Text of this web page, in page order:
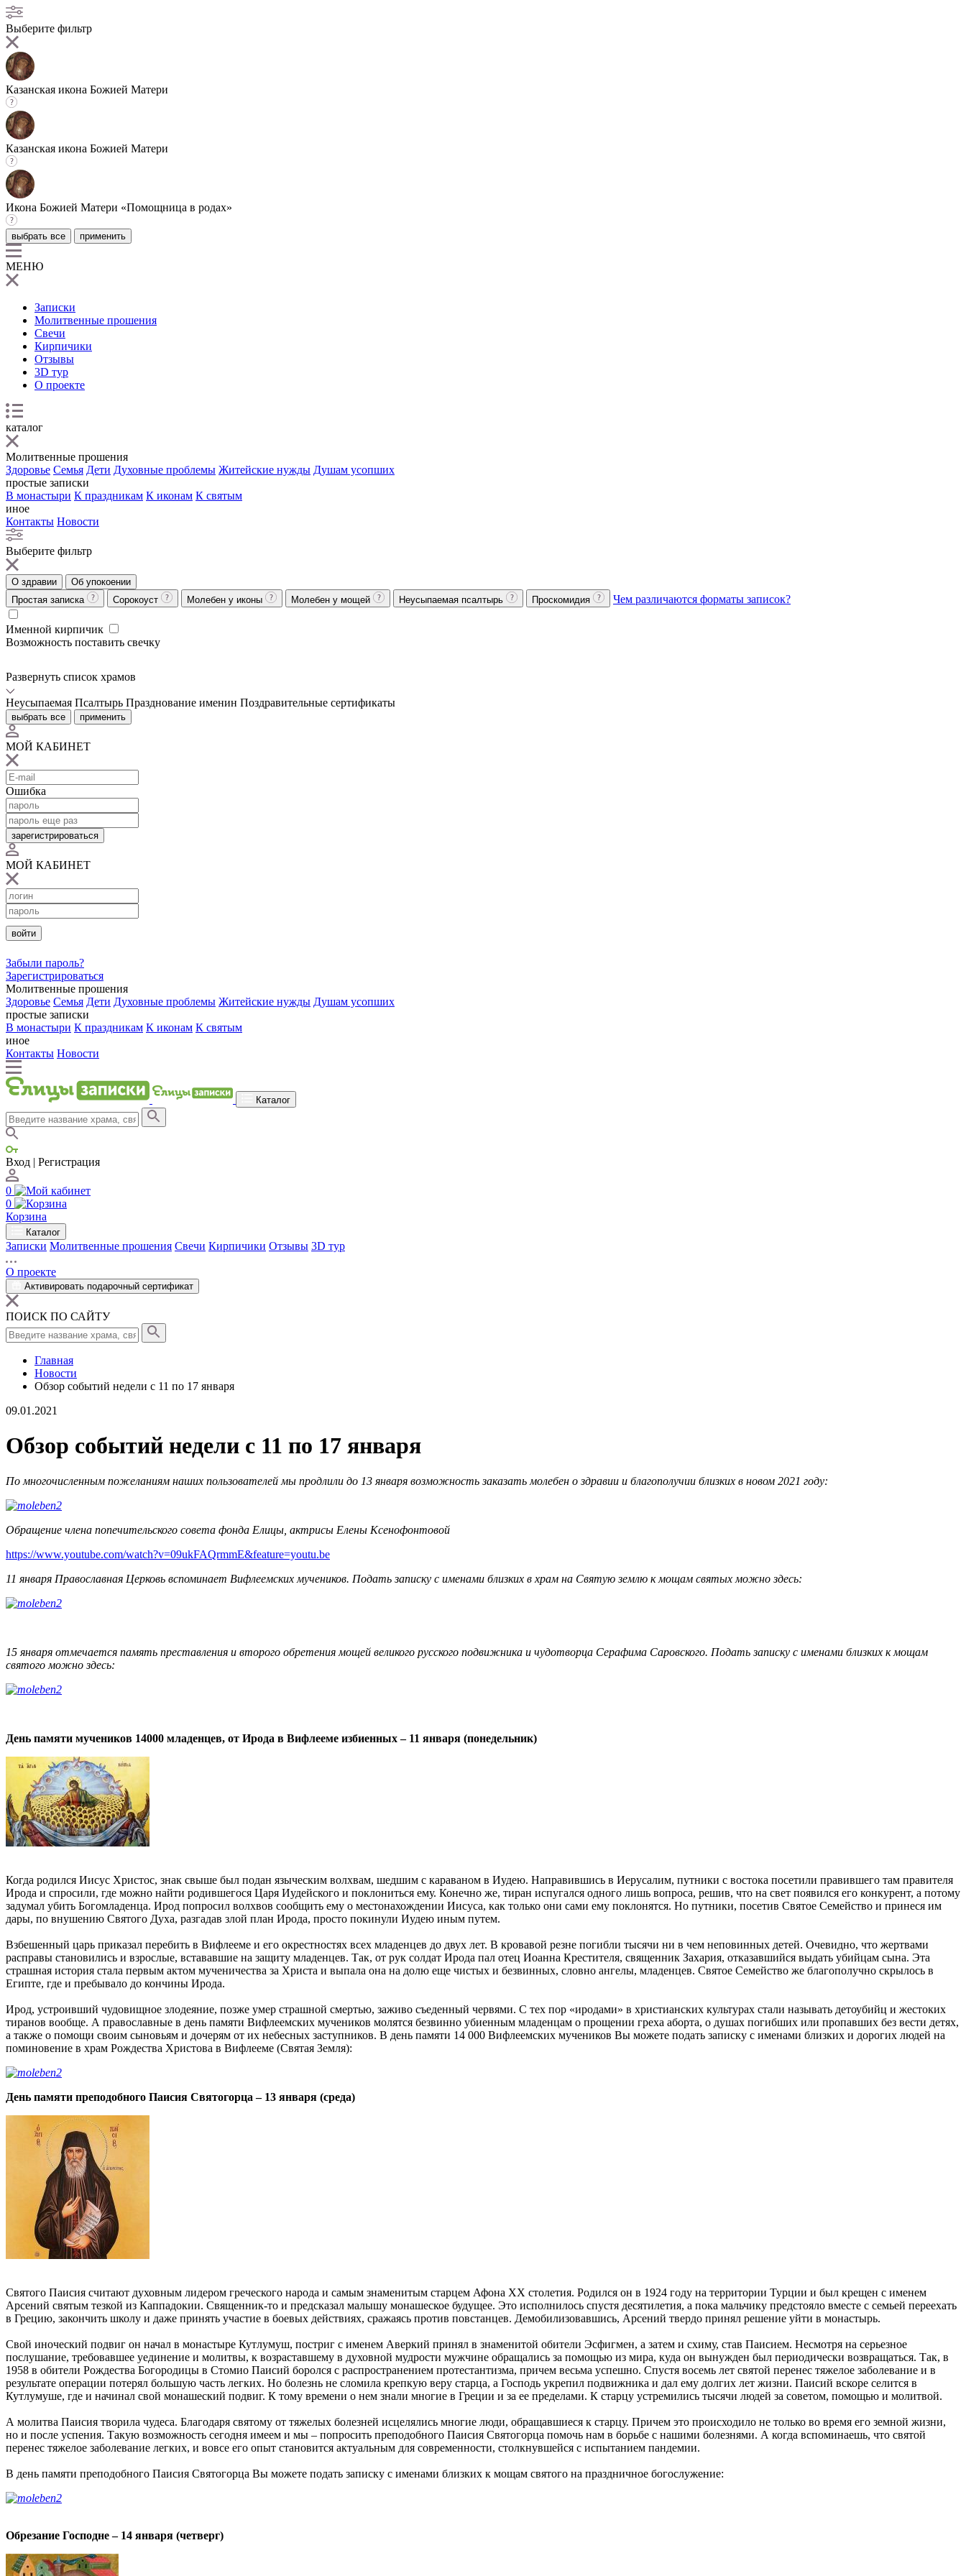
Выберите фильтр
Казанская икона Божией Матери
Казанская икона Божией Матери
Икона Божией Матери «Помощница в родах»
выбрать все применить
МЕНЮ
Записки
Молитвенные прошения
Свечи
Кирпичики
Отзывы
3D тур
О проекте
каталог
Молитвенные прошения
Здоровье Семья Дети Духовные проблемы Житейские нужды Душам усопших
простые записки
В монастыри К праздникам К иконам К святым
иное
Контакты Новости
Выберите фильтр
О здравии
Об упокоении
Простая записка
Сорокоуст Молебен у иконы Молебен у мощей Неусыпаемая псалтырь Проскомидия Чем различаются форматы записок?
Именной кирпичик
Возможность поставить свечку
Развернуть список храмов
Неусыпаемая Псалтырь Празднование именин Поздравительные сертификаты
выбрать все применить
МОЙ КАБИНЕТ
Ошибка
зарегистрироваться
МОЙ КАБИНЕТ
войти
Забыли пароль?
Зарегистрироваться
Молитвенные прошения
Здоровье Семья Дети Духовные проблемы Житейские нужды Душам усопших
простые записки
В монастыри К праздникам К иконам К святым
иное
Контакты Новости
Каталог
Вход | Регистрация
0
0
Корзина
Каталог
Записки Молитвенные прошения Свечи Кирпичики Отзывы 3D тур
О проекте
Активировать подарочный сертификат
ПОИСК ПО САЙТУ
Главная
Новости
Обзор событий недели с 11 по 17 января
09.01.2021
Обзор событий недели с 11 по 17 января
По многочисленным пожеланиям наших пользователей мы продлили до 13 января возможность заказать молебен о здравии и благополучии близких в новом 2021 году:
Обращение члена попечительского совета фонда Елицы, актрисы Елены Ксенофонтовой
https://www.youtube.com/watch?v=09ukFAQrmmE&feature=youtu.be
11 января Православная Церковь вспоминает Вифлеемских мучеников. Подать записку с именами близких в храм на Святую землю к мощам святых можно здесь:
15 января отмечается память преставления и второго обретения мощей великого русского подвижника и чудотворца Серафима Саровского. Подать записку с именами близких к мощам
святого можно здесь:
День памяти мучеников 14000 младенцев, от Ирода в Вифлееме избиенных – 11 января (понедельник)
Когда родился Иисус Христос, знак свыше был подан языческим волхвам, шедшим с караваном в Иудею. Направившись в Иерусалим, путники с востока посетили правившего там правителя
Ирода и спросили, где можно найти родившегося Царя Иудейского и поклониться ему. Конечно же, тиран испугался одного лишь вопроса, решив, что на свет появился его конкурент, а потому
задумал убить Богомладенца. Ирод попросил волхвов сообщить ему о местонахождении Иисуса, как только они сами ему поклонятся. Но путники, посетив Святое Семейство и принеся им
дары, по внушению Святого Духа, разгадав злой план Ирода, просто покинули Иудею иным путем.
Взбешенный царь приказал перебить в Вифлееме и его окрестностях всех младенцев до двух лет. В кровавой резне погибли тысячи ни в чем неповинных детей. Очевидно, что жертвами
расправы становились и взрослые, встававшие на защиту младенцев. Так, от рук солдат Ирода пал отец Иоанна Крестителя, священник Захария, отказавшийся выдать убийцам сына. Эта
страшная история стала первым актом мученичества за Христа и выпала она на долю еще чистых и безвинных, словно ангелы, младенцев. Святое Семейство же благополучно скрылось в
Египте, где и пребывало до кончины Ирода.
Ирод, устроивший чудовищное злодеяние, позже умер страшной смертью, заживо съеденный червями. С тех пор «иродами» в христианских культурах стали называть детоубийц и жестоких
тиранов вообще. А православные в день памяти Вифлеемских мучеников молятся безвинно убиенным младенцам о прощении греха аборта, о душах погибших или пропавших без вести детях,
а также о помощи своим сыновьям и дочерям от их небесных заступников. В день памяти 14 000 Вифлеемских мучеников Вы можете подать записку с именами близких и дорогих людей на
поминовение в храм Рождества Христова в Вифлееме (Святая Земля):
День памяти преподобного Паисия Святогорца – 13 января (среда)
Святого Паисия считают духовным лидером греческого народа и самым знаменитым старцем Афона XX столетия. Родился он в 1924 году на территории Турции и был крещен с именем
Арсений святым тезкой из Каппадокии. Священник-то и предсказал малышу монашеское будущее. Это исполнилось спустя десятилетия, а пока мальчику предстояло вместе с семьей переехать
в Грецию, закончить школу и даже принять участие в боевых действиях, сражаясь против повстанцев. Демобилизовавшись, Арсений твердо принял решение уйти в монастырь.
Свой иноческий подвиг он начал в монастыре Кутлумуш, постриг с именем Аверкий принял в знаменитой обители Эсфигмен, а затем и схиму, став Паисием. Несмотря на серьезное
послушание, требовавшее уединение и молитвы, к возраставшему в духовной мудрости мужчине обращались за помощью из мира, куда он вынужден был периодически возвращаться. Так, в
1958 в обители Рождества Богородицы в Стомио Паисий боролся с распространением протестантизма, причем весьма успешно. Спустя восемь лет святой перенес тяжелое заболевание и в
результате операции потерял большую часть легких. Но болезнь не сломила крепкую веру старца, а Господь укрепил подвижника и дал ему долгих лет жизни. Паисий вскоре селится в
Кутлумуше, где и начинал свой монашеский подвиг. К тому времени о нем знали многие в Греции и за ее пределами. К старцу устремились тысячи людей за советом, помощью и молитвой.
А молитва Паисия творила чудеса. Благодаря святому от тяжелых болезней исцелялись многие люди, обращавшиеся к старцу. Причем это происходило не только во время его земной жизни,
но и после успения. Такую возможность сегодня имеем и мы – попросить преподобного Паисия Святогорца помочь нам в борьбе с нашими болезнями. А когда вспоминаешь, что святой
перенес тяжелое заболевание легких, и вовсе его опыт становится актуальным для современности, столкнувшейся с испытанием пандемии.
В день памяти преподобного Паисия Святогорца Вы можете подать записку с именами близких к мощам святого на праздничное богослужение:
Обрезание Господне – 14 января (четверг)